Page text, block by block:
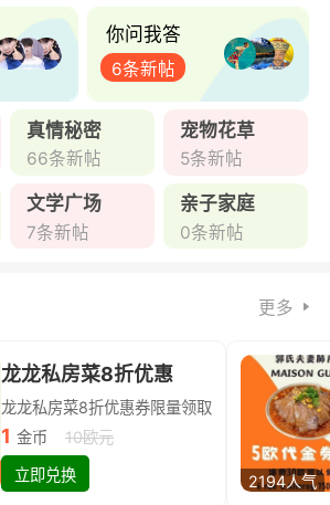
你问我答
6条新帖
真情秘密
66条新帖
宠物花草
5条新帖
文学广场
7条新帖
亲子家庭
0条新帖
更多
龙龙私房菜8折优惠
龙龙私房菜8折优惠券限量领取
1 金币
10欧元
立即兑换
2194人气